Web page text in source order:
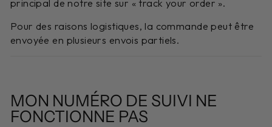
principal de notre site sur « track your order ».
Pour des raisons logistiques, la commande peut être
envoyée en plusieurs envois partiels.
MON NUMÉRO DE SUIVI NE
FONCTIONNE PAS